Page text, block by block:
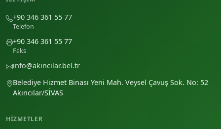
+90 346 361 55 77
Telefon
+90 346 361 55 77
Faks
info@akincilar.bel.tr
Belediye Hizmet Binası Yeni Mah. Veysel Çavuş Sok. No: 52
Akıncılar/SİVAS
HIZMETLER